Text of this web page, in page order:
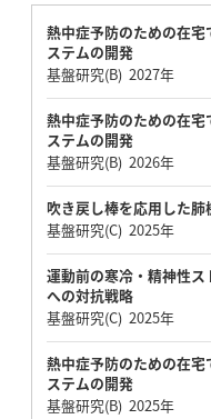
熱中症予防のための在
ステムの開発
基盤研究(B) 2027年
熱中症予防のための在
ステムの開発
基盤研究(B) 2026年
吹き戻し棒を応用した
基盤研究(C) 2025年
運動前の寒冷・精神性
への対抗戦略
基盤研究(C) 2025年
熱中症予防のための在
ステムの開発
基盤研究(B) 2025年